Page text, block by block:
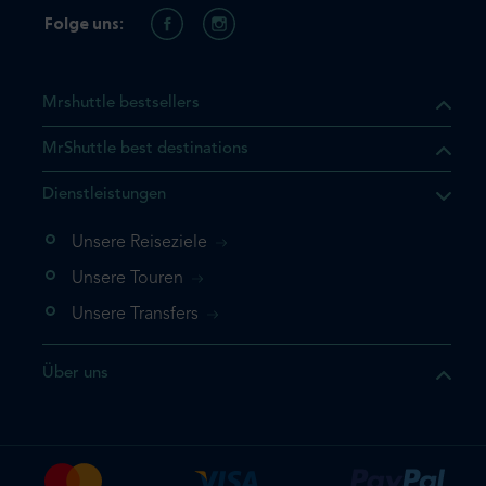
dass sich das Produkt, das
Warenkorb befindet.
einmal hinzufügen
ein weiteres Mal
Mrshuttle bestsellers
MrShuttle best destinations
Dienstleistungen
Unsere Reiseziele
Unsere Touren
Unsere Transfers
Über uns
Folge uns: